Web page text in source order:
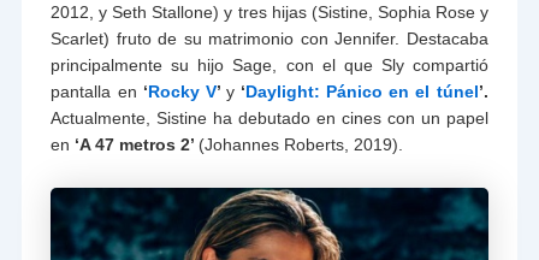
2012, y Seth Stallone) y tres hijas (Sistine, Sophia Rose y
Scarlet) fruto de su matrimonio con Jennifer. Destacaba
principalmente su hijo Sage, con el que Sly compartió
pantalla en ‘Rocky V’ y ‘Daylight: Pánico en el túnel’.
Actualmente, Sistine ha debutado en cines con un papel
en ‘A 47 metros 2’ (Johannes Roberts, 2019).